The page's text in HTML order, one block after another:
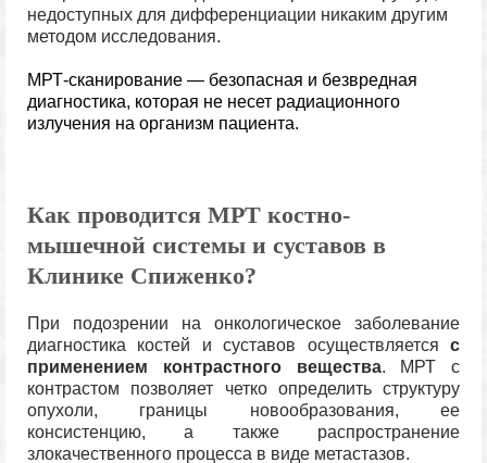
недоступных для дифференциации никаким другим
методом исследования.
МРТ-сканирование — безопасная и безвредная
диагностика, которая не несет радиационного
излучения на организм пациента.
Как проводится МРТ костно-
мышечной системы и суставов в
Клинике Спиженко?
При подозрении на онкологическое заболевание
диагностика костей и суставов осуществляется с
применением контрастного вещества. МРТ с
контрастом позволяет четко определить структуру
опухоли, границы новообразования, ее
консистенцию, а также распространение
злокачественного процесса в виде метастазов.